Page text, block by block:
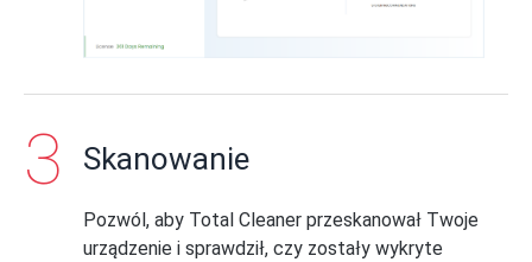
Skanowanie
Pozwól, aby Total Cleaner przeskanował Twoje
urządzenie i sprawdził, czy zostały wykryte